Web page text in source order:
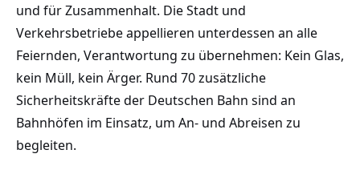
und für Zusammenhalt. Die Stadt und
Verkehrsbetriebe appellieren unterdessen an alle
Feiernden, Verantwortung zu übernehmen: Kein Glas,
kein Müll, kein Ärger. Rund 70 zusätzliche
Sicherheitskräfte der Deutschen Bahn sind an
Bahnhöfen im Einsatz, um An- und Abreisen zu
begleiten.